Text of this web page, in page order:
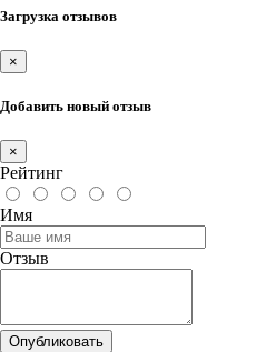
Загрузка отзывов
×
Добавить новый отзыв
×
Рейтинг
Имя
Отзыв
Опубликовать